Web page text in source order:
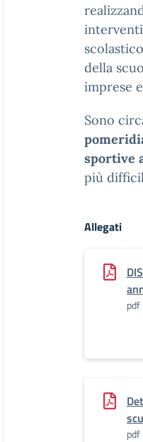
della
imprese
Sono
sportive
più
Allegati